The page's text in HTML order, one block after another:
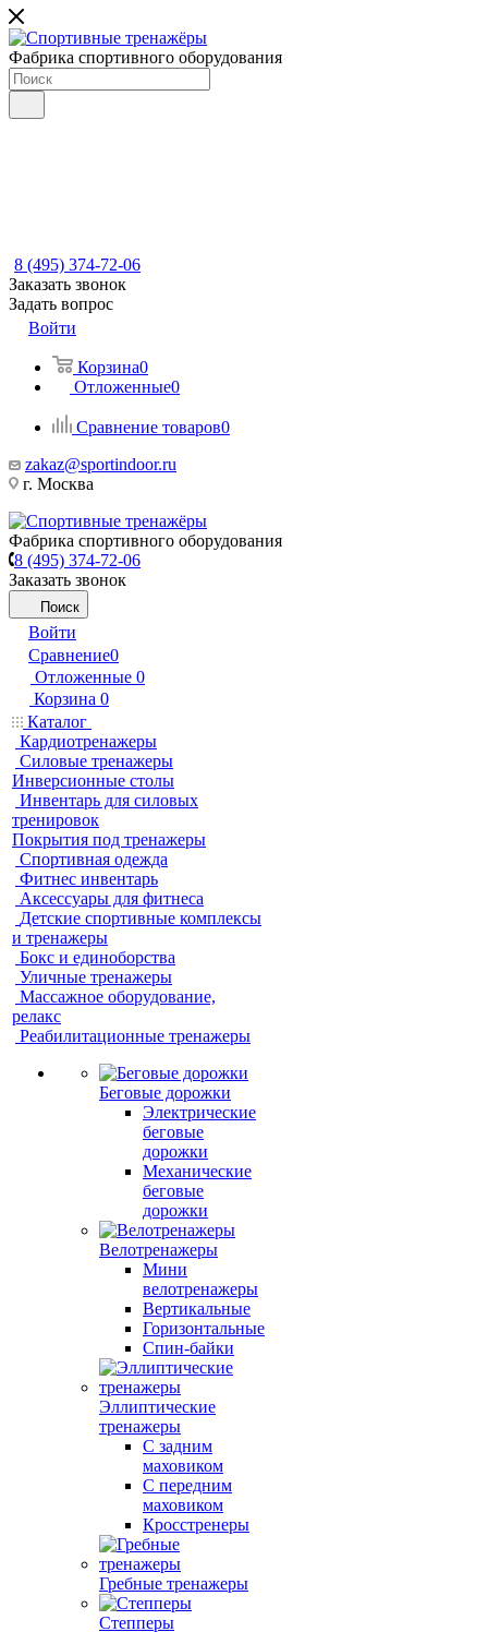
Фабрика спортивного оборудования
8 (495) 374-72-06
Заказать звонок
Задать вопрос
Войти
Корзина0
Отложенные0
Сравнение товаров0
zakaz@sportindoor.ru
г. Москва
Фабрика спортивного оборудования
8 (495) 374-72-06
Заказать звонок
Поиск
Войти
Сравнение0
Отложенные 0
Корзина 0
Каталог
Кардиотренажеры
Силовые тренажеры
Инверсионные столы
Инвентарь для силовых
тренировок
Покрытия под тренажеры
Спортивная одежда
Фитнес инвентарь
Аксессуары для фитнеса
Детские спортивные комплексы
и тренажеры
Бокс и единоборства
Уличные тренажеры
Массажное оборудование,
релакс
Реабилитационные тренажеры
Беговые дорожки
Электрические
беговые
дорожки
Механические
беговые
дорожки
Велотренажеры
Мини
велотренажеры
Вертикальные
Горизонтальные
Спин-байки
Эллиптические
тренажеры
С задним
маховиком
С передним
маховиком
Кросстренеры
Гребные тренажеры
Степперы